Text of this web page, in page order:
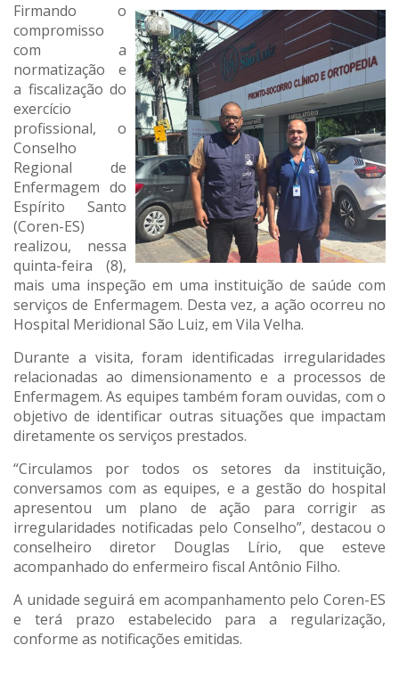
Firmando o
compromisso
com a
normatização e
a fiscalização do
exercício
profissional, o
Conselho
Regional de
Enfermagem do
Espírito Santo
(Coren-ES)
realizou, nessa
quinta-feira (8),
mais uma inspeção em uma instituição de saúde com
serviços de Enfermagem. Desta vez, a ação ocorreu no
Hospital Meridional São Luiz, em Vila Velha.
Durante a visita, foram identificadas irregularidades
relacionadas ao dimensionamento e a processos de
Enfermagem. As equipes também foram ouvidas, com o
objetivo de identificar outras situações que impactam
diretamente os serviços prestados.
“Circulamos por todos os setores da instituição,
conversamos com as equipes, e a gestão do hospital
apresentou um plano de ação para corrigir as
irregularidades notificadas pelo Conselho”, destacou o
conselheiro diretor Douglas Lírio, que esteve
acompanhado do enfermeiro fiscal Antônio Filho.
A unidade seguirá em acompanhamento pelo Coren-ES
e terá prazo estabelecido para a regularização,
conforme as notificações emitidas.